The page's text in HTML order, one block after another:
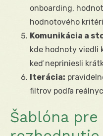
onboarding,
hodnotového
Komunikácia a
kde hodnoty viedli
keď nepriniesli
Iterácia:
filtrov podľa
Šablóna